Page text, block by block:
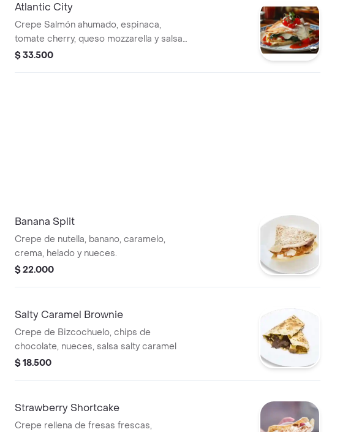
Atlantic City
Crepe Salmón ahumado, espinaca,
tomate cherry, queso mozzarella y salsa
de cebollino
$ 33.500
Banana Split
Crepe de nutella, banano, caramelo,
crema, helado y nueces.
$ 22.000
Salty Caramel Brownie
Crepe de Bizcochuelo, chips de
chocolate, nueces, salsa salty caramel
$ 18.500
Strawberry Shortcake
Crepe rellena de fresas frescas,